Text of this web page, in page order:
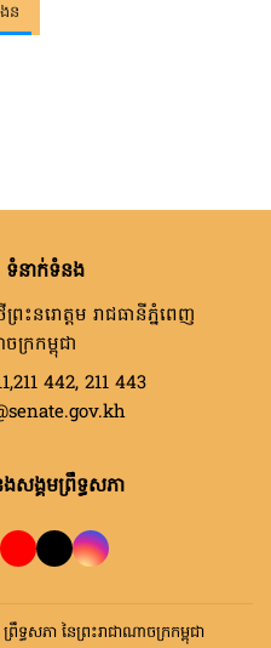
ន
ទំនាក់ទំនង
រះនរោត្តម រាជធានីភ្នំពេញ
ក្រកម្ពុជា
442, 211 443
ង្គមព្រឹទ្ធសភា
ធសភា នៃព្រះរាជាណាចក្រកម្ពុជា